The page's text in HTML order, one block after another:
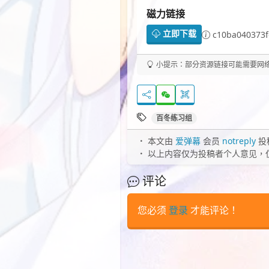
磁力链接
立即下载
小提示：部分资源链接可能需要
百冬练习组
本文由 爱弹幕 会员 notreply 投
以上内容仅为投稿者个人意见
评论
您必须 登录 才能评论！